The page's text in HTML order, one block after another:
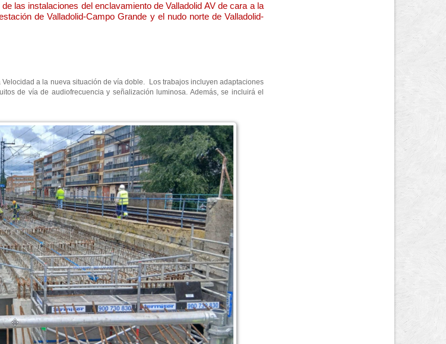
las instalaciones del enclavamiento de Valladolid AV de cara a la
de Valladolid-Campo Grande y el nudo norte de Valladolid-
a la nueva situación de vía doble. Los trabajos incluyen adaptaciones
de vía de audiofrecuencia y señalización luminosa. Además, se incluirá el